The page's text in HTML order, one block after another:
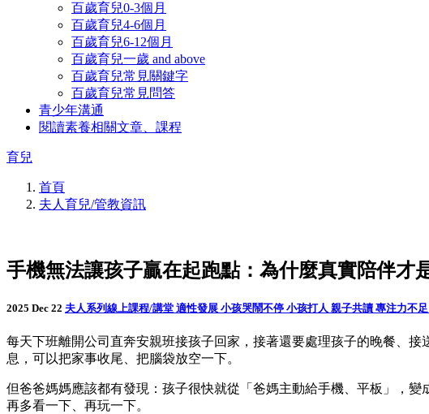
百歲育兒0-3個月
百歲育兒4-6個月
百歲育兒6-12個月
百歲育兒一歲 and above
百歲育兒常見關鍵字
百歲育兒常見問答
青少年溝通
閱讀素養相關文章、課程
育兒
首頁
夫人育兒/管教資訊
手機無法讓孩子贏在起跑點：為什麼真實陪伴才
2025 Dec 22 夫人系列線上課程/講堂 適性發展 小孩哭鬧不停 小孩打人 親子共讀 專注力不足
每天下班離開公司直奔安親班接孩子回家，接著還要處理孩子的晚餐、
息，可以把家事收尾、把腦袋放空一下。
但爸爸媽媽應該都有發現：孩子很快就從「爸媽主動給手機、平板」，
再多看一下、再玩一下。